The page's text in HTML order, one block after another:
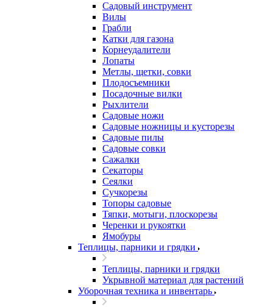
Садовый инструмент
Вилы
Грабли
Катки для газона
Корнеудалители
Лопаты
Метлы, щетки, совки
Плодосъемники
Посадочные вилки
Рыхлители
Садовые ножи
Садовые ножницы и кусторезы
Садовые пилы
Садовые совки
Сажалки
Секаторы
Сеялки
Сучкорезы
Топоры садовые
Тяпки, мотыги, плоскорезы
Черенки и рукоятки
Ямобуры
Теплицы, парники и грядки
Теплицы, парники и грядки
Укрывной материал для растений
Уборочная техника и инвентарь